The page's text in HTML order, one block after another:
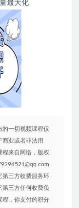
最大化
一切视频课程仅
商业或者非法用
程来自网络，版权
第三方收费服务环
第三方任何收费负
程，你支付的积分